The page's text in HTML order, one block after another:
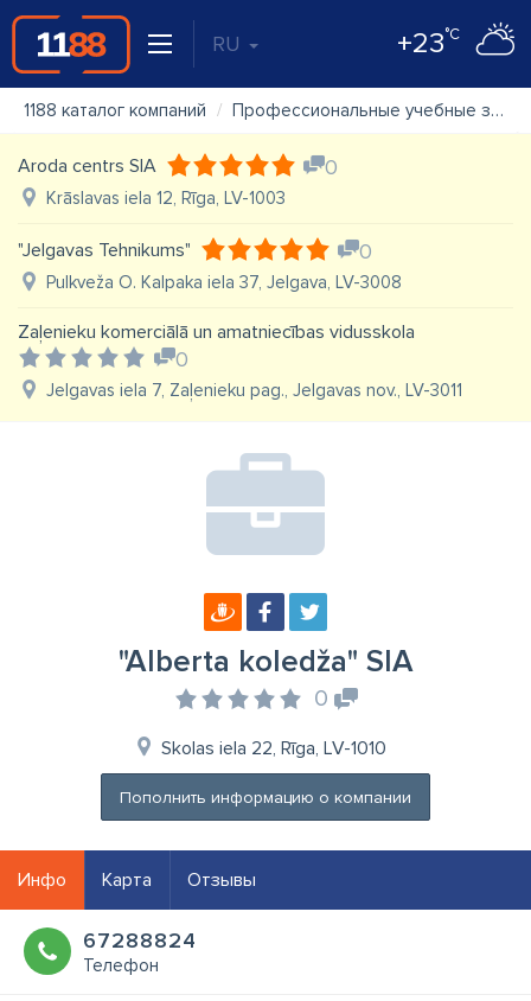
RU +23°C
1188 каталог компаний Профессиональные учебные заведения, профессиональное обучение
Aroda centrs SIA 0
Krāslavas iela 12, Rīga, LV-1003
"Jelgavas Tehnikums" 0
Pulkveža O. Kalpaka iela 37, Jelgava, LV-3008
Zaļenieku komerciālā un amatniecības vidusskola
0
Jelgavas iela 7, Zaļenieku pag., Jelgavas nov., LV-3011
"Alberta koledža" SIA
0
Skolas iela 22, Rīga, LV-1010
Пополнить информацию о компании
Инфо Карта Отзывы
67288824
Телефон